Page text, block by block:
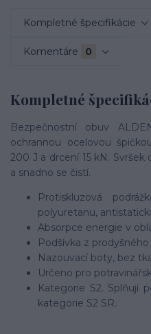
Kompletné špecifikácie
Komentáre 0
Kompletné
Bezpečnostní obuv
ochrannou ocelovou
200 J a drcení 15 kN. Svršek
a snadno se čistí.
Protiskluzová
polyuretanu,
Absorpce energie v
Podšívka z
Nazouvací boty, bez
Určeno pro
Kategorie S2. Splňují
kategorie S2 SR.